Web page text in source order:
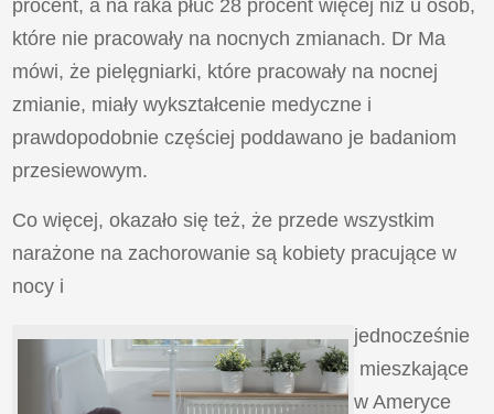
procent, a na raka płuc 28 procent więcej niż u osób,
które nie pracowały na nocnych zmianach. Dr Ma
mówi, że pielęgniarki, które pracowały na nocnej
zmianie, miały wykształcenie medyczne i
prawdopodobnie częściej poddawano je badaniom
przesiewowym.
Co więcej, okazało się też, że przede wszystkim
narażone na zachorowanie są kobiety pracujące w
nocy i
jednocześnie
mieszkające
w Ameryce